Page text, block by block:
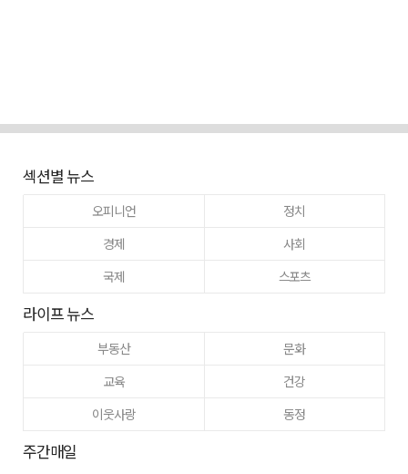
섹션별 뉴스
오피니언
정치
경제
사회
국제
스포츠
라이프 뉴스
부동산
문화
교육
건강
이웃사랑
동정
주간매일